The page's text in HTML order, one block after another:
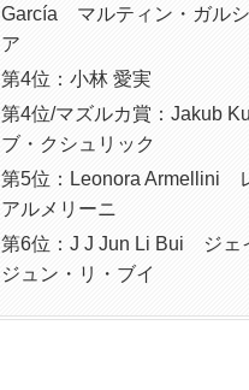
García マルティン・ガル
ア
第4位：小林 愛実
第4位/マズルカ賞：Jakub
ブ・クシュリック
第5位：Leonora Armellini
アルメリーニ
第6位：J J Jun Li Bui ジェ
ジュン・リ・ブイ